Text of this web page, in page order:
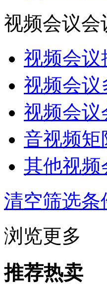
视频会议会
视频会议
视频会议
视频会议
音视频矩
其他视频
清空筛选条
浏览更多
推荐热卖